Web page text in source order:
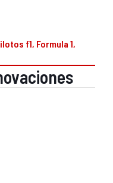
f1, Formula 1,